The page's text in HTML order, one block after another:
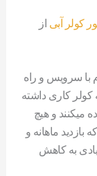
کولر آبی از
با سرویس و راه
کولر کاری داشته
میکنند و هیچ
بازدید ماهانه و
به کاهش